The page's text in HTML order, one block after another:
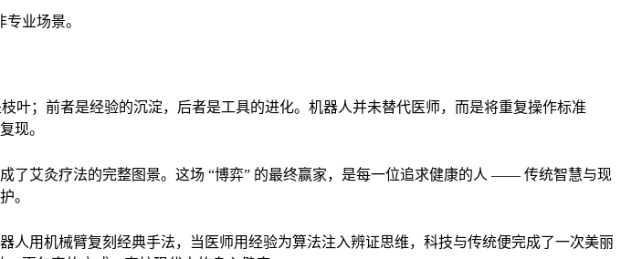
业场景。
叶；前者是经验的沉淀，后者是工具的进化。机器人并未替代医师，而是将重复操作标准
现。
了艾灸疗法的完整图景。这场 “博弈” 的最终赢家，是每一位追求健康的人 —— 传统智慧与现
。
用机械臂复刻经典手法，当医师用经验为算法注入辨证思维，科技与传统便完成了一次美丽